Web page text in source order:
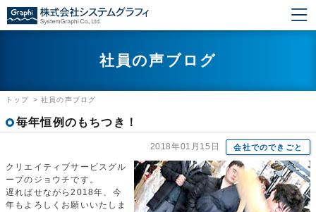
社員の声ブログ
トップ >社員の声ブログ
毎年恒例のもちつき！
2018年01月15日 会社でのできごと
クリエイティブサービスグル
ープのジョウチです。
遅ればせながら2018年、今
年もよろしくお願いいたしま